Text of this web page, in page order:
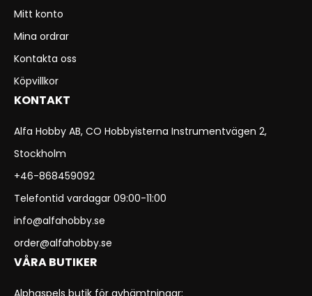
Mitt konto
Mina ordrar
Kontakta oss
Köpvillkor
KONTAKT
Alfa Hobby AB, CO Hobbyisterna Instrumentvägen 2,
Stockholm
+46-868459092
Telefontid vardagar 09:00-11:00
info@alfahobby.se
order@alfahobby.se
VÅRA BUTIKER